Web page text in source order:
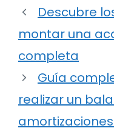
Descubre
montar una
completa
Guía
realizar un